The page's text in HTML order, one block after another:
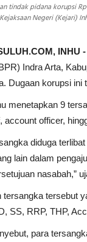
tindak pidana korupsi
Negeri (Kejari)
INHU -
Indra Arta,
Dugaan korupsi ini
menetapkan 9
account officer,
diduga
lain dalam
nasabah,”
tersangka tersebut
SS, RRP, THP,
para